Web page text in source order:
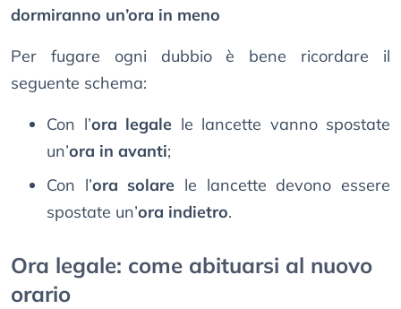
dormiranno un’ora in meno
Per fugare ogni dubbio è bene ricordare il
seguente schema:
Con l’ora legale le lancette vanno spostate
un’ora in avanti;
Con l’ora solare le lancette devono essere
spostate un’ora indietro.
Ora legale: come abituarsi al nuovo
orario